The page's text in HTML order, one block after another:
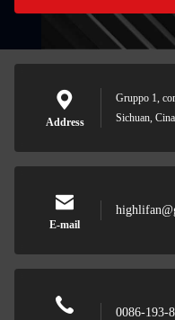
Address
Gruppo 1,
Sichuan, Cina
E-mail
0086-193-